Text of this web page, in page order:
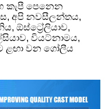
කැපී පෙනෙන
අපි නවසීලන්තය,
ඕස්ට්‍රේලියාව,
වියට්නාමය,
ළඟා වන ගෝලීය